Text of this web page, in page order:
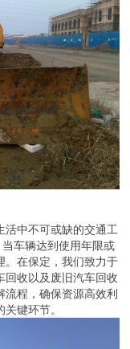
活中不可或缺的交通工
车辆达到使用年限或
。在保定，我们致力于
回收以及废旧汽车回收
程，确保资源高效利
键环节。